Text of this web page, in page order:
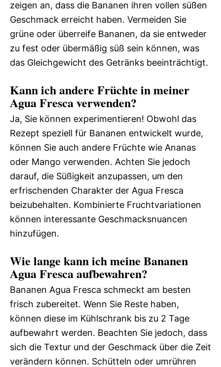
zeigen an, dass die Bananen ihren vollen süßen
Geschmack erreicht haben. Vermeiden Sie
grüne oder überreife Bananen, da sie entweder
zu fest oder übermäßig süß sein können, was
das Gleichgewicht des Getränks beeinträchtigt.
Kann ich andere Früchte in meiner
Agua Fresca verwenden?
Ja, Sie können experimentieren! Obwohl das
Rezept speziell für Bananen entwickelt wurde,
können Sie auch andere Früchte wie Ananas
oder Mango verwenden. Achten Sie jedoch
darauf, die Süßigkeit anzupassen, um den
erfrischenden Charakter der Agua Fresca
beizubehalten. Kombinierte Fruchtvariationen
können interessante Geschmacksnuancen
hinzufügen.
Wie lange kann ich meine Bananen
Agua Fresca aufbewahren?
Bananen Agua Fresca schmeckt am besten
frisch zubereitet. Wenn Sie Reste haben,
können diese im Kühlschrank bis zu 2 Tage
aufbewahrt werden. Beachten Sie jedoch, dass
sich die Textur und der Geschmack über die Zeit
verändern können. Schütteln oder umrühren